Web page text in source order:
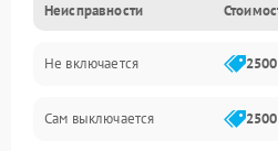
Неисправности
Не включается
Сам выключается